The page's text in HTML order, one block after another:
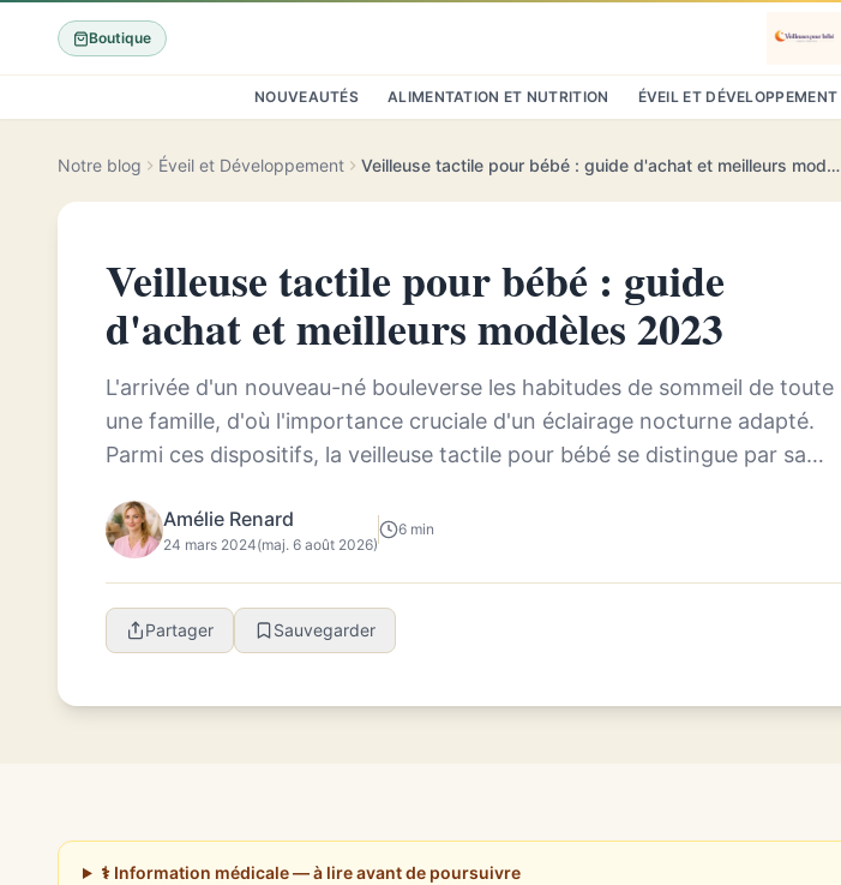
Boutique
NOUVEAUTÉS ALIMENTATION ET NUTRITION ÉVEIL ET DÉVELOPPEMENT
Notre blog Éveil et Développement Veilleuse tactile pour bébé : guide d'achat et meilleurs modèles 2023
Veilleuse tactile pour bébé : guide
d'achat et meilleurs modèles 2023
L'arrivée d'un nouveau-né bouleverse les habitudes de sommeil de toute
une famille, d'où l'importance cruciale d'un éclairage nocturne adapté.
Parmi ces dispositifs, la veilleuse tactile pour bébé se distingue par sa
Amélie Renard
24 mars 2024(maj. 6 août 2026)
6 min
Partager Sauvegarder
⚕️ Information médicale — à lire avant de poursuivre